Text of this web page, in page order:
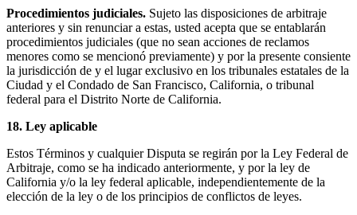
Procedimientos judiciales. Sujeto las disposiciones de arbitraje
anteriores y sin renunciar a estas, usted acepta que se entablarán
procedimientos judiciales (que no sean acciones de reclamos
menores como se mencionó previamente) y por la presente consiente
la jurisdicción de y el lugar exclusivo en los tribunales estatales de la
Ciudad y el Condado de San Francisco, California, o tribunal
federal para el Distrito Norte de California.
18. Ley aplicable
Estos Términos y cualquier Disputa se regirán por la Ley Federal de
Arbitraje, como se ha indicado anteriormente, y por la ley de
California y/o la ley federal aplicable, independientemente de la
elección de la ley o de los principios de conflictos de leyes.